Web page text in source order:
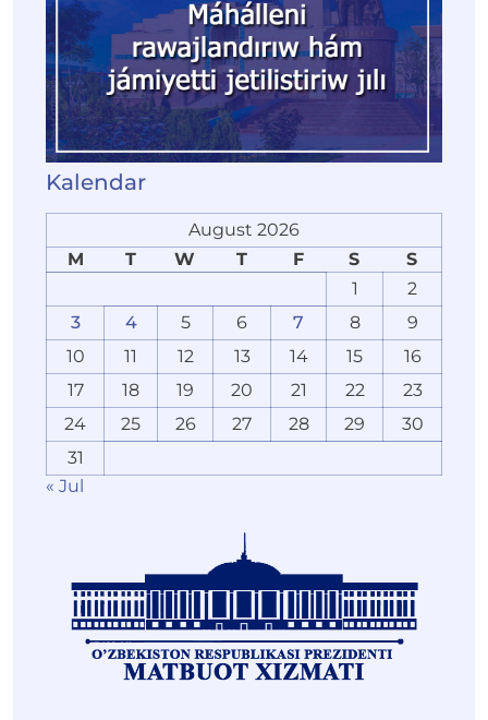
Kalendar
August 2026
M
T W T F S
S
1
2
3
4 5 6 7 8
9
10
11 12 13 14 15
16
17
18 19 20 21 22
23
24
25 26 27 28 29
30
31
« Jul